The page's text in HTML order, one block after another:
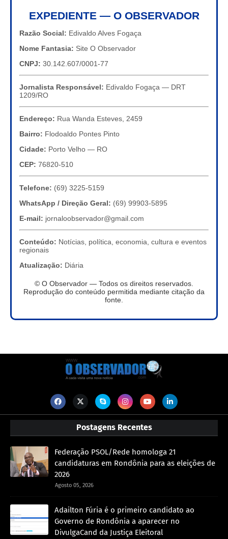
EXPEDIENTE — O OBSERVADOR
Razão Social: Edivaldo Alves Fogaça
Nome Fantasia: Site O Observador
CNPJ: 30.142.607/0001-77
Jornalista Responsável: Edivaldo Fogaça — DRT
1209/RO
Endereço: Rua Wanda Esteves, 2459
Bairro: Flodoaldo Pontes Pinto
Cidade: Porto Velho — RO
CEP: 76820-510
Telefone: (69) 3225-5159
WhatsApp / Direção Geral: (69) 99903-5895
E-mail: jornaloobservador@gmail.com
Conteúdo: Notícias, política, economia, cultura e eventos
regionais
Atualização: Diária
© O Observador — Todos os direitos reservados.
Reprodução do conteúdo permitida mediante citação da
fonte.
Postagens Recentes
Federação PSOL/Rede homologa 21
candidaturas em Rondônia para as eleições de
2026
Agosto 05, 2026
Adailton Fúria é o primeiro candidato ao
Governo de Rondônia a aparecer no
DivulgaCand da Justiça Eleitoral